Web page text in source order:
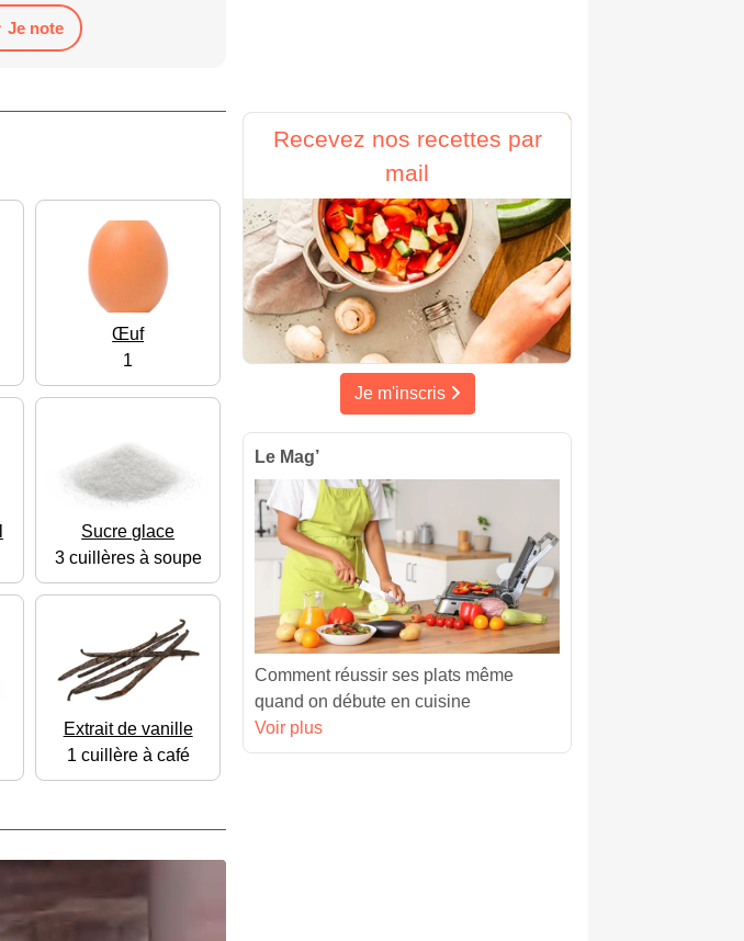
Je note
Œuf
1
Sucre glace
3 cuillères à soupe
Extrait de vanille
1 cuillère à café
Recevez nos recettes par
mail
Je m'inscris
Le Mag’
Comment réussir ses plats même
quand on débute en cuisine
Voir plus